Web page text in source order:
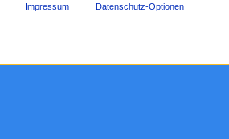
Impressum Datenschutz-Optionen